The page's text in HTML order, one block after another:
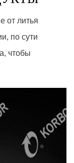
от литья
по сути
чтобы